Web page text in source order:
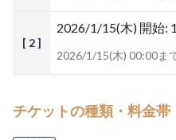
[ 2 ]
2026/1/15(木) 開始:
2026/1/15(木) 00:00ま
チケットの種類・料金帯